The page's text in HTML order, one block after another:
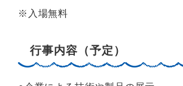
※入場無料
行事内容（予定）